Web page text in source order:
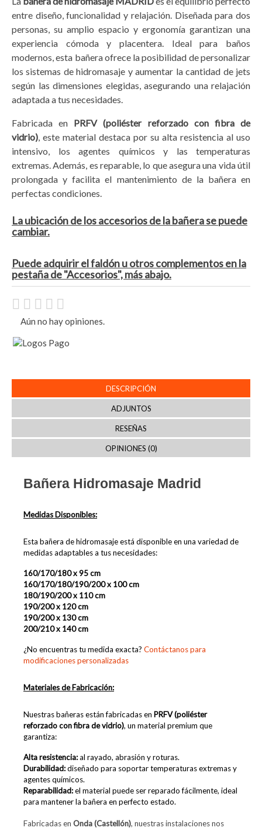
entre diseño, funcionalidad y relajación. Diseñada para dos
personas, su amplio espacio y ergonomía garantizan una
experiencia cómoda y placentera. Ideal para baños
modernos, esta bañera ofrece la posibilidad de personalizar
los sistemas de hidromasaje y aumentar la cantidad de jets
según las dimensiones elegidas, asegurando una relajación
adaptada a tus necesidades.
Fabricada en PRFV (poliéster reforzado con fibra de
vidrio) , este material destaca por su alta resistencia al uso
intensivo, los agentes químicos y las temperaturas
extremas. Además, es reparable, lo que asegura una vida útil
prolongada y facilita el mantenimiento de la bañera en
perfectas condiciones.
La ubicación de los accesorios de la bañera se puede
cambiar.
Puede adquirir el faldón u otros complementos en la
pestaña de "Accesorios", más abajo.
Aún no hay opiniones.
DESCRIPCIÓN
ADJUNTOS
RESEÑAS
OPINIONES (0)
Bañera Hidromasaje Madrid
Medidas Disponibles:
Esta bañera de hidromasaje está disponible en una variedad de
medidas adaptables a tus necesidades:
160/170/180 x 95 cm
160/170/180/190/200 x 100 cm
180/190/200 x 110 cm
190/200x 120 cm
190/200x 130 cm
200/210x 140 cm
¿No encuentras tu medida exacta? Contáctanos para
modificaciones personalizadas
Materiales de Fabricación:
Nuestras bañeras están fabricadas en PRFV (poliéster
reforzado con fibra de vidrio), un material premium que
garantiza:
Alta resistencia:al rayado, abrasión y roturas.
Durabilidad:diseñado para soportar temperaturas extremas y
agentes químicos.
Reparabilidad:el material puede ser reparado fácilmente, ideal
para mantener la bañera en perfecto estado.
Fabricadas en Onda (Castellón), nuestras instalaciones nos